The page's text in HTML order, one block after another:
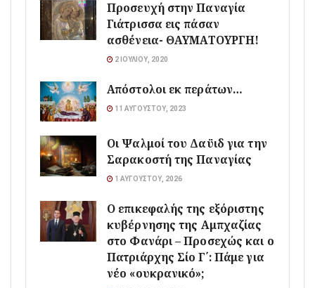
Προσευχή στην Παναγία
Γιάτρισσα εις πάσαν
ασθένεια- ΘΑΥΜΑΤΟΥΡΓΗ!
2 ΙΟΥΛΊΟΥ, 2020
Απόστολοι εκ περάτων…
11 ΑΥΓΟΎΣΤΟΥ, 2023
Οι Ψαλμοί του Δαϋιδ για την
Σαρακοστή της Παναγίας
1 ΑΥΓΟΎΣΤΟΥ, 2026
Ο επικεφαλής της εξόριστης
κυβέρνησης της Αμπχαζίας
στο Φανάρι – Προσεχώς και ο
Πατριάρχης Σίο Γ΄: Πάμε για
νέο «ουκρανικό»;